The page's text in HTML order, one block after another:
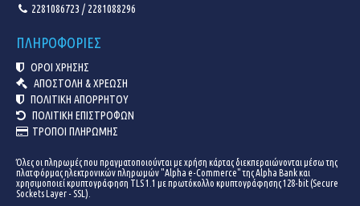
2281086723 / 2281088296
ΠΛΗΡΟΦΟΡΙΕΣ
ΟΡΟΙ ΧΡΗΣΗΣ
ΑΠΟΣΤΟΛΗ & ΧΡΕΩΣΗ
ΠΟΛΙΤΙΚΗ ΑΠΟΡΡΗΤΟΥ
ΠΟΛΙΤΙΚΗ ΕΠΙΣΤΡΟΦΩΝ
ΤΡΟΠΟΙ ΠΛΗΡΩΜΗΣ
Όλες οι πληρωμές που πραγματοποιούνται με χρήση κάρτας διεκπεραιώνονται μέσω της
πλατφόρμας ηλεκτρονικών πληρωμών "Alpha e-Commerce" της Alpha Bank και
χρησιμοποιεί κρυπτογράφηση TLS 1.1 με πρωτόκολλο κρυπτογράφησης 128-bit (Secure
Sockets Layer - SSL).